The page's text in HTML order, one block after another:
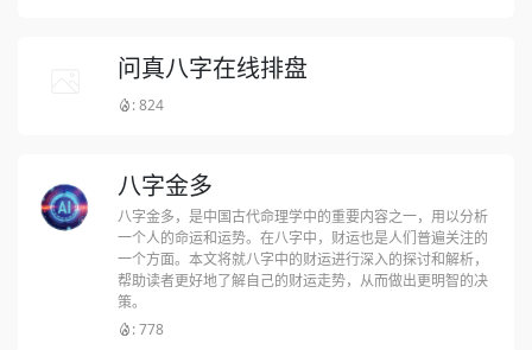
问真八字在线排盘
: 824
八字金多
八字金多，是中国古代命理学中的重要内容之一，用以分析
一个人的命运和运势。在八字中，财运也是人们普遍关注的
一个方面。本文将就八字中的财运进行深入的探讨和解析，
帮助读者更好地了解自己的财运走势，从而做出更明智的决
策。
: 778